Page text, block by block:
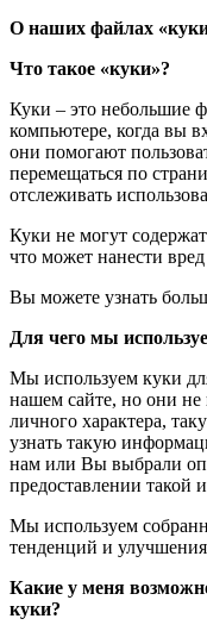
О наших файлах
Что такое «куки»?
Куки – это небольшие
компьютере, когда вы
они помогают
перемещаться по
отслеживать
Куки не могут
что может нанести
Вы можете узнать
Для чего мы
Мы используем куки
нашем сайте, но они
личного характера,
узнать такую
нам или Вы выбрали
предоставлении такой
Мы используем
тенденций и
Какие у меня
куки?